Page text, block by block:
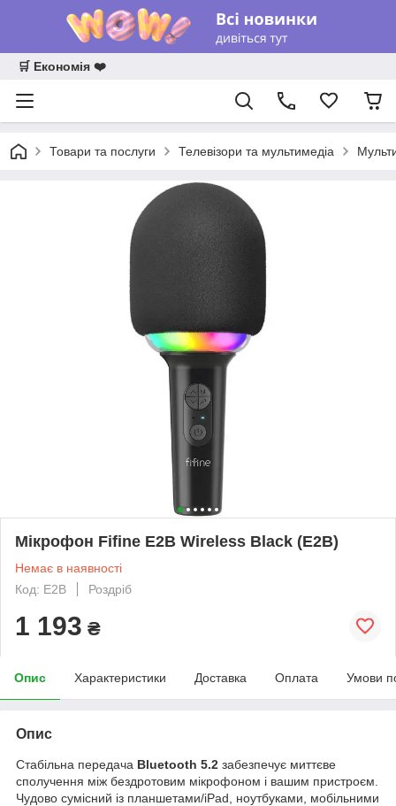
🛒 Економія ❤️
Товари та послуги Телевізори та мультимедіа
Мікрофон Fifine E2B Wireless Black (E2B)
Немає в наявності
Код: E2B
Роздріб
1 193 ₴
Опис Характеристики Доставка Оплата Умови
Опис
Стабільна передача Bluetooth 5.2 забезпечує миттєве
сполучення між бездротовим мікрофоном і вашим пристроєм.
Чудово сумісний із планшетами/iPad, ноутбуками, мобільними